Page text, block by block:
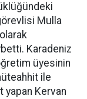
Mulla
Karadeniz
üyesinin
ile
yapan Kervan